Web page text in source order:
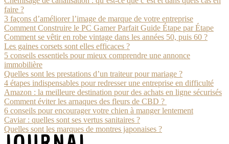
faire ?
3 façons d’améliorer l’image de marque de votre entreprise
Comment Construire le PC Gamer Parfait Guide Étape par Étape
Comment se vêtir en robe vintage dans les années 50, puis 60 ?
Les gaines corsets sont elles efficaces ?
5 conseils essentiels pour mieux comprendre une annonce
immobilière
Quelles sont les prestations d’un traiteur pour mariage ?
4 étapes indispensables pour redresser une entreprise en difficulté
Amazon : la meilleure destination pour des achats en ligne sécurisés
Comment éviter les arnaques des fleurs de CBD ?
6 conseils pour encourager votre chien à manger lentement
Caviar : quelles sont ses vertus sanitaires ?
Quelles sont les marques de montres japonaises ?